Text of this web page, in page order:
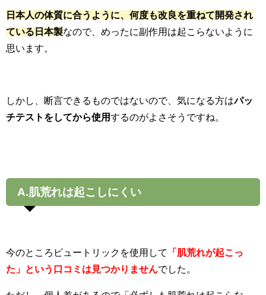
日本人の体質に合うように、何度も改良を重ねて開発され
ている日本製なので、めったに副作用は起こらないように
思います。
しかし、断言できるものではないので、気になる方はパッ
チテストをしてから使用するのがよさそうですね。
A.肌荒れは起こしにくい
今のところビュートリックを使用して
「肌荒れが起こっ
た」という口コミは見つかりませんでした。